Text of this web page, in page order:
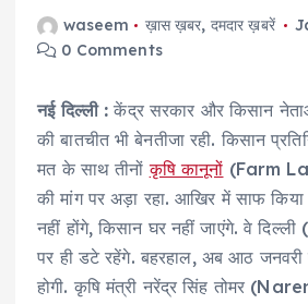
waseem ख़ास ख़बर, दमदार ख़बरें
0 Comments
नई दिल्ली : केंद्र सरकार और किसान
की बातचीत भी बेनतीजा रही. किसान
मत के साथ तीनोंकृषि कानूनों (Farm
की मांग पर अड़ा रहा. आखिर में साफ
नहीं होंगे, किसान घर नहीं जाएंगे. वे
पर ही डटे रहेंगे. बहरहाल, अब आठ
होगी. कृषि मंत्री नरेंद्र सिंह तोमर